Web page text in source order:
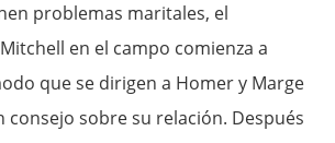
problemas maritales, el
en el campo comienza a
que se dirigen a Homer y Marge
consejo sobre su relación. Después